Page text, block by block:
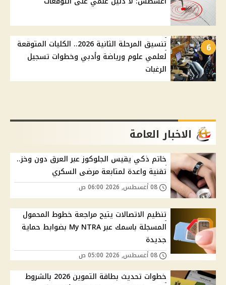
6
تنسيق المرحلة الثانية 2026.. الكليات المتوقعة
لعلمي علوم ورياضة وأدبي وخطوات تسجيل
الرغبات
الاخبار العامة
خاتم ذكي يقيس الجلوكوز عبر العرق دون وخز..
تقنية واعدة لمتابعة مرضى السكري
تنظيم الاتصالات يتيح مراجعة خطوط المحمول
المسجلة باسمك عبر My NTRA بضوابط حماية
جديدة
خطوات تحديث بطاقة التموين 2026 بالشروط